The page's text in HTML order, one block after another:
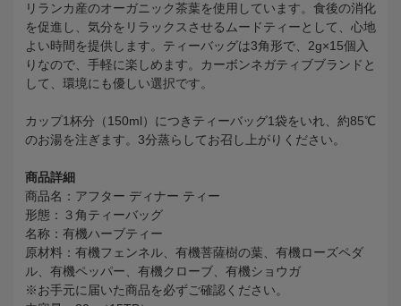
リランカ産のオーガニック茶葉を使用しています。食後の消化
を促進し、気分をリラックスさせるムードティーとして、心地
よい時間を提供します。ティーバッグは3角形で、2g×15個入
りなので、手軽に楽しめます。カーボンネガティブブランドと
して、環境にも優しい選択です。
カップ1杯分（150ml）につきティーバッグ1袋をいれ、約85℃
のお湯を注ぎます。3分蒸らしてお召し上がりください。
商品詳細
商品名：アフター ディナー ティー
形態：３角ティーバッグ
名称：有機ハーブティー
原材料：有機フェンネル、有機菩薩樹の葉、有機ローズペダ
ル、有機ペッパー、有機クローブ、有機ショウガ
※お手元に届いた商品を必ずご確認ください。